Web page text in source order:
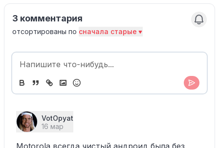
3 комментария
отсортированы по сначала старые
VotOpyat
16 мар
Motorola всегда чистый андроид была без